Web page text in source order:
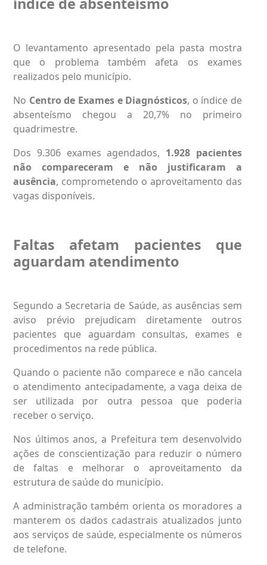
O levantamento apresentado pela pasta mostra
que o problema também afeta os exames
realizados pelo município.
No Centro de Exames e Diagnósticos, o índice de
absenteísmo chegou a 20,7% no primeiro
quadrimestre.
Dos 9.306 exames agendados, 1.928 pacientes
não compareceram e não justificaram a
ausência, comprometendo o aproveitamento das
vagas disponíveis.
Faltas afetam pacientes que
aguardam atendimento
Segundo a Secretaria de Saúde, as ausências sem
aviso prévio prejudicam diretamente outros
pacientes que aguardam consultas, exames e
procedimentos na rede pública.
Quando o paciente não comparece e não cancela
o atendimento antecipadamente, a vaga deixa de
ser utilizada por outra pessoa que poderia
receber o serviço.
Nos últimos anos, a Prefeitura tem desenvolvido
ações de conscientização para reduzir o número
de faltas e melhorar o aproveitamento da
estrutura de saúde do município.
A administração também orienta os moradores a
manterem os dados cadastrais atualizados junto
aos serviços de saúde, especialmente os números
de telefone.